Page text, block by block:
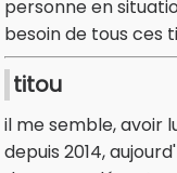
personne en
besoin de tous ces
titou
il me semble, avoir
depuis 2014,